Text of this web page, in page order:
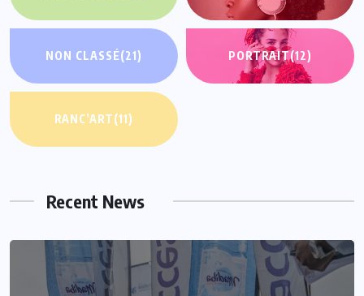
NON CLASSÉ(21) PORTRAIT(12)
RANC’ART(11)
Recent News